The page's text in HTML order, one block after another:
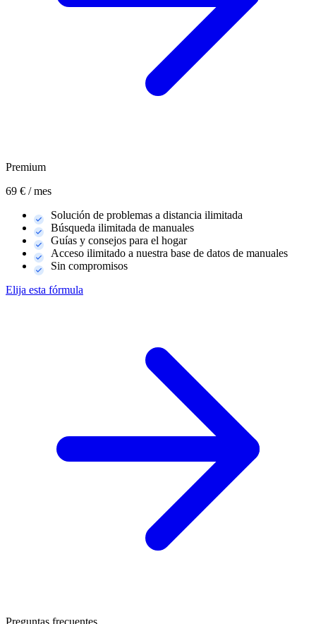
Premium
69 € / mes
Solución de problemas a distancia ilimitada
Búsqueda ilimitada de manuales
Guías y consejos para el hogar
Acceso ilimitado a nuestra base de datos de manuales
Sin compromisos
Elija esta fórmula
Preguntas frecuentes